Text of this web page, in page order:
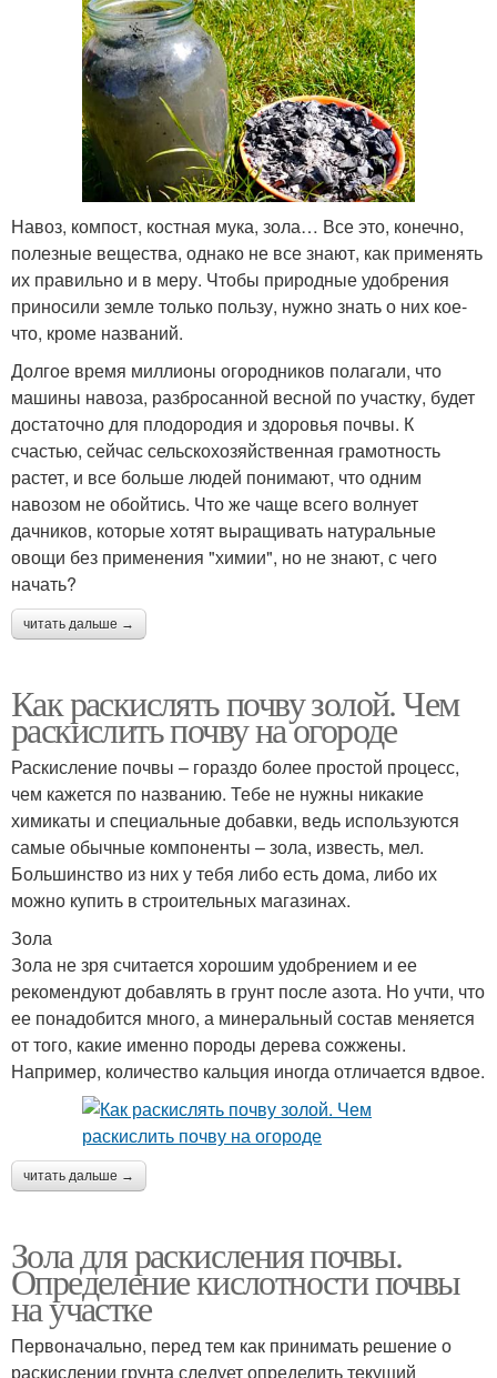
Навоз, компост, костная мука, зола… Все это, конечно,
полезные вещества, однако не все знают, как применять
их правильно и в меру. Чтобы природные удобрения
приносили земле только пользу, нужно знать о них кое-
что, кроме названий.
Долгое время миллионы огородников полагали, что
машины навоза, разбросанной весной по участку, будет
достаточно для плодородия и здоровья почвы. К
счастью, сейчас сельскохозяйственная грамотность
растет, и все больше людей понимают, что одним
навозом не обойтись. Что же чаще всего волнует
дачников, которые хотят выращивать натуральные
овощи без применения "химии", но не знают, с чего
начать?
читать дальше →
Как раскислять почву золой. Чем
раскислить почву на огороде
Раскисление почвы – гораздо более простой процесс,
чем кажется по названию. Тебе не нужны никакие
химикаты и специальные добавки, ведь используются
самые обычные компоненты – зола, известь, мел.
Большинство из них у тебя либо есть дома, либо их
можно купить в строительных магазинах.
Зола
Зола не зря считается хорошим удобрением и ее
рекомендуют добавлять в грунт после азота. Но учти, что
ее понадобится много, а минеральный состав меняется
от того, какие именно породы дерева сожжены.
Например, количество кальция иногда отличается вдвое.
читать дальше →
Зола для раскисления почвы.
Определение кислотности почвы
на участке
Первоначально, перед тем как принимать решение о
раскислении грунта следует определить текущий